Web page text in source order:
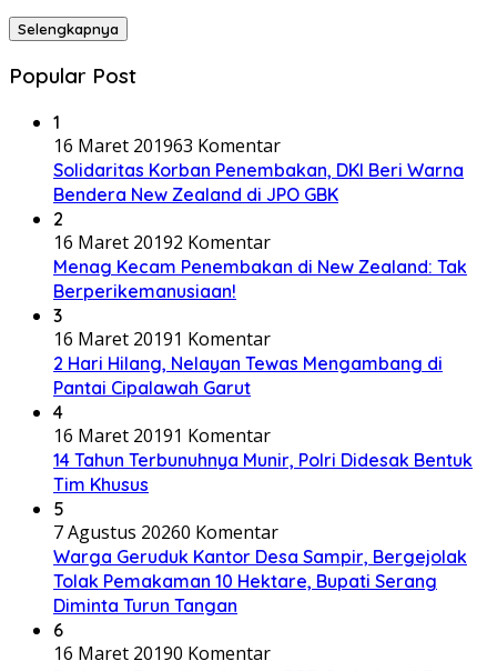
Selengkapnya
Popular Post
1
16 Maret 201963 Komentar
Solidaritas Korban Penembakan, DKI Beri Warna
Bendera New Zealand di JPO GBK
2
16 Maret 20192 Komentar
Menag Kecam Penembakan di New Zealand: Tak
Berperikemanusiaan!
3
16 Maret 20191 Komentar
2 Hari Hilang, Nelayan Tewas Mengambang di
Pantai Cipalawah Garut
4
16 Maret 20191 Komentar
14 Tahun Terbunuhnya Munir, Polri Didesak Bentuk
Tim Khusus
5
7 Agustus 20260 Komentar
Warga Geruduk Kantor Desa Sampir, Bergejolak
Tolak Pemakaman 10 Hektare, Bupati Serang
Diminta Turun Tangan
6
16 Maret 20190 Komentar